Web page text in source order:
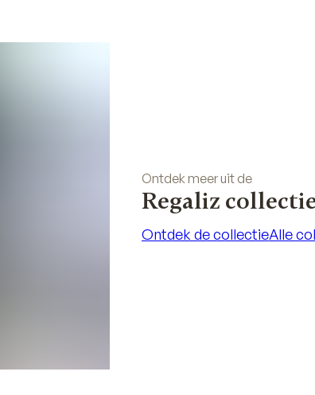
Ontdek meer uit de
Regaliz
Ontdek de collectieAlle